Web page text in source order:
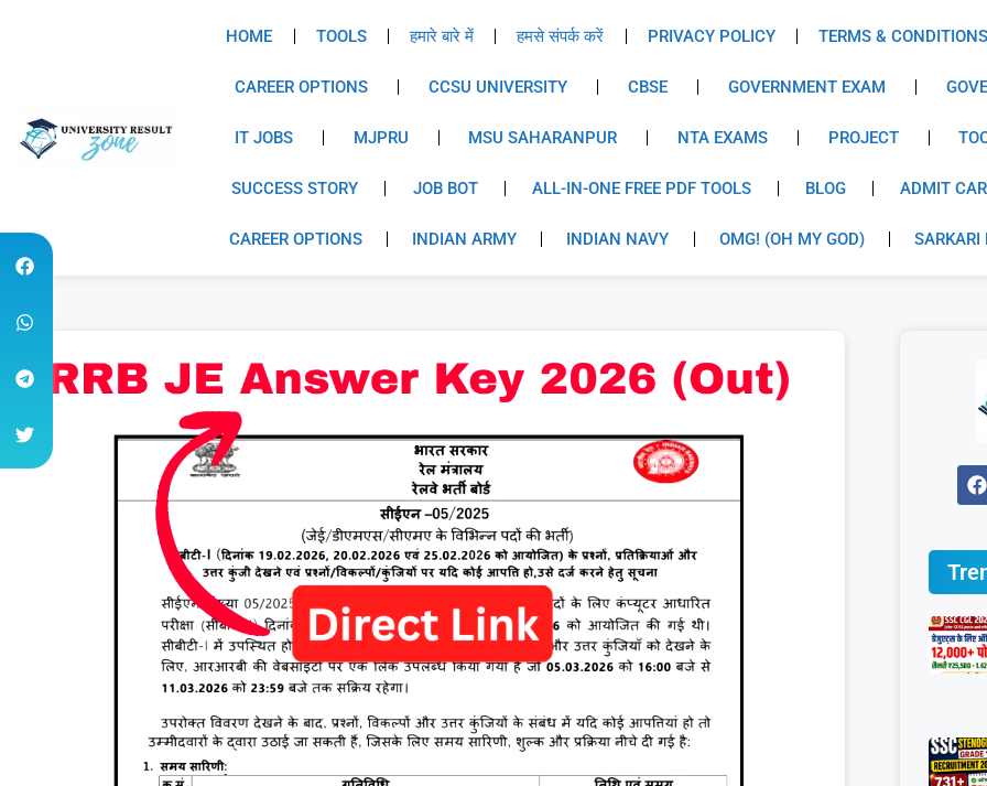
HOME TOOLS हमारे बारे में हमसे संपर्क करें PRIVACY POLICY TERMS & CONDITIONS
CAREER OPTIONS CCSU UNIVERSITY CBSE GOVERNMENT EXAM
IT JOBS MJPRU MSU SAHARANPUR NTA EXAMS PROJECT
SUCCESS STORY JOB BOT ALL-IN-ONE FREE PDF TOOLS BLOG ADMIT
CAREER OPTIONS INDIAN ARMY INDIAN NAVY OMG! (OH MY GOD) SARKARI